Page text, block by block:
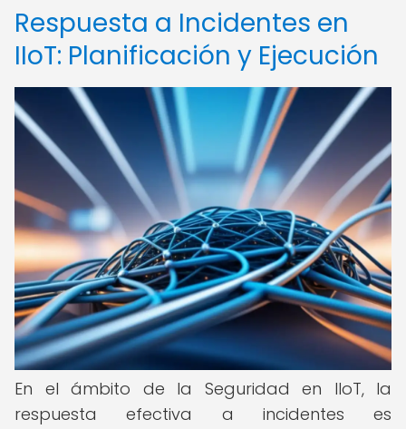
Respuesta a Incidentes en
IIoT: Planificación y Ejecución
En el ámbito de la Seguridad en IIoT, la
respuesta efectiva a incidentes es